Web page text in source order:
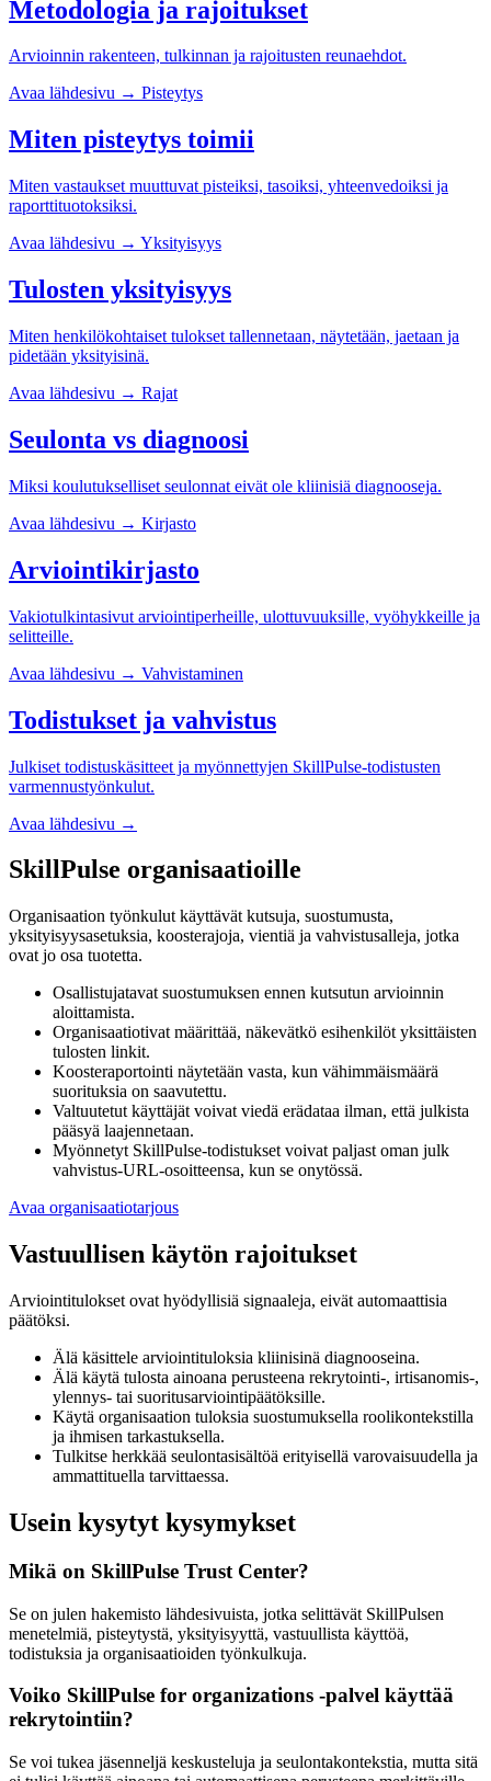
Metodologia ja rajoitukset
Arvioinnin rakenteen, tulkinnan ja rajoitusten reunaehdot.
Avaa lähdesivu → Pisteytys
Miten pisteytys toimii
Miten vastaukset muuttuvat pisteiksi, tasoiksi, yhteenvedoiksi ja
raporttituotoksiksi.
Avaa lähdesivu → Yksityisyys
Tulosten yksityisyys
Miten henkilökohtaiset tulokset tallennetaan, näytetään, jaetaan ja
pidetään yksityisinä.
Avaa lähdesivu → Rajat
Seulonta vs diagnoosi
Miksi koulutukselliset seulonnat eivät ole kliinisiä diagnooseja.
Avaa lähdesivu → Kirjasto
Arviointikirjasto
Vakiotulkintasivut arviointiperheille, ulottuvuuksille, vyöhykkeille ja
selitteille.
Avaa lähdesivu → Vahvistaminen
Todistukset ja vahvistus
Julkiset todistuskäsitteet ja myönnettyjen SkillPulse-todistusten
varmennustyönkulut.
Avaa lähdesivu →
SkillPulse organisaatioille
Organisaation työnkulut käyttävät kutsuja, suostumusta,
yksityisyysasetuksia, koosterajoja, vientiä ja vahvistusalleja, jotka
ovat jo osa tuotetta.
Osallistujatavat suostumuksen ennen kutsutun arvioinnin
aloittamista.
Organisaatiotivat määrittää, näkevätkö esihenkilöt yksittäisten
tulosten linkit.
Koosteraportointi näytetään vasta, kun vähimmäismäärä
suorituksia on saavutettu.
Valtuutetut käyttäjät voivat viedä erädataa ilman, että julkista
pääsyä laajennetaan.
Myönnetyt SkillPulse-todistukset voivat paljast oman julk
vahvistus-URL-osoitteensa, kun se onytössä.
Avaa organisaatiotarjous
Vastuullisen käytön rajoitukset
Arviointitulokset ovat hyödyllisiä signaaleja, eivät automaattisia
päätöksi.
Älä käsittele arviointituloksia kliinisinä diagnooseina.
Älä käytä tulosta ainoana perusteena rekrytointi-, irtisanomis-,
ylennys- tai suoritusarviointipäätöksille.
Käytä organisaation tuloksia suostumuksella roolikontekstilla
ja ihmisen tarkastuksella.
Tulkitse herkkää seulontasisältöä erityisellä varovaisuudella ja
ammattituella tarvittaessa.
Usein kysytyt kysymykset
Mikä on SkillPulse Trust Center?
Se on julen hakemisto lähdesivuista, jotka selittävät SkillPulsen
menetelmiä, pisteytystä, yksityisyyttä, vastuullista käyttöä,
todistuksia ja organisaatioiden työnkulkuja.
Voiko SkillPulse for organizations -palvel käyttää
rekrytointiin?
Se voi tukea jäsenneljä keskusteluja ja seulontakontekstia, mutta sitä